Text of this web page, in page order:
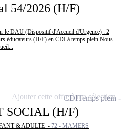
54/2026 (H/F)
le DAU (Dispositif d'Accueil d'Urgence) : 2
éducateurs (H/F) en CDI à temps plein Nous
SOCIAL (H/F)
& ADULTE - 72 - MAMERS
CDITemps plein
Ajouter cette offre à ma sélection